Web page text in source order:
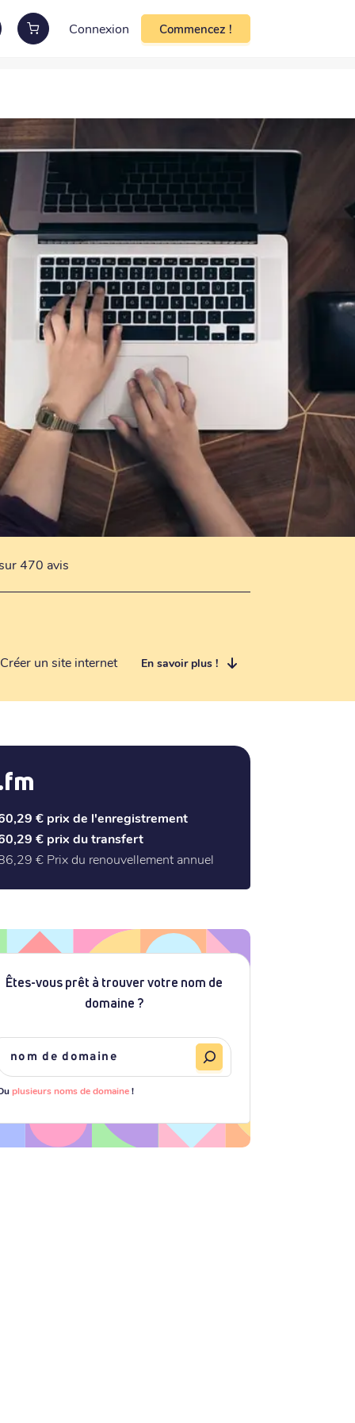
Connexion Commencez !
470 avis
Créer un site internet En savoir plus !
€ prix de l'enregistrement
€ prix du transfert
€ Prix du renouvellement annuel
Êtes-vous prêt à trouver votre nom de
domaine ?
plusieurs noms de domaine!